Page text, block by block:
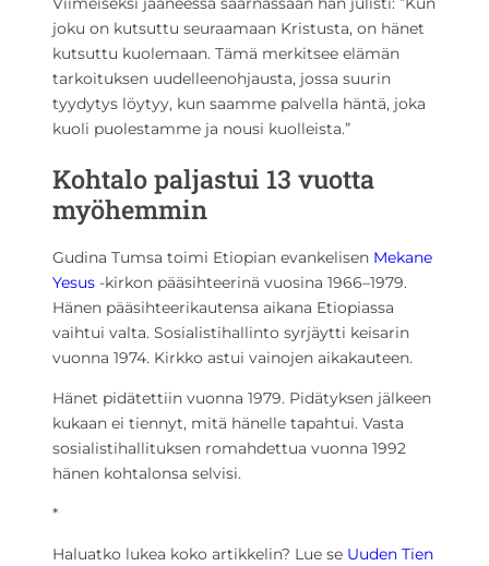
joku on kutsuttu seuraamaan Kristusta, on hänet
kutsuttu kuolemaan. Tämä merkitsee elämän
tarkoituksen uudelleenohjausta, jossa suurin
tyydytys löytyy, kun saamme palvella häntä, joka
kuoli puolestamme ja nousi kuolleista.”
Kohtalo paljastui 13 vuotta
myöhemmin
Gudina Tumsa toimi Etiopian evankelisen Mekane
Yesus -kirkon pääsihteerinä vuosina 1966–1979.
Hänen pääsihteerikautensa aikana Etiopiassa
vaihtui valta. Sosialistihallinto syrjäytti keisarin
vuonna 1974. Kirkko astui vainojen aikakauteen.
Hänet pidätettiin vuonna 1979. Pidätyksen jälkeen
kukaan ei tiennyt, mitä hänelle tapahtui. Vasta
sosialistihallituksen romahdettua vuonna 1992
hänen kohtalonsa selvisi.
*
Haluatko lukea koko artikkelin? Lue se Uuden Tien